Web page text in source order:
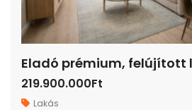
219.900.000Ft
Lakás